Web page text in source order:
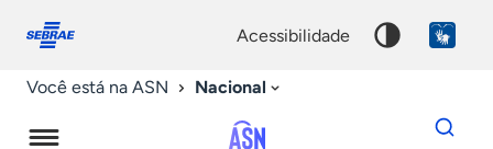
conosco
acessibilidade
Você está na ASN Nacional
Dados
para